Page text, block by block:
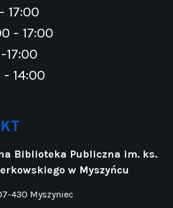
17:00
- 17:00
17:00
14:00
Biblioteka Publiczna im. ks.
w Myszyńcu
430 Myszyniec